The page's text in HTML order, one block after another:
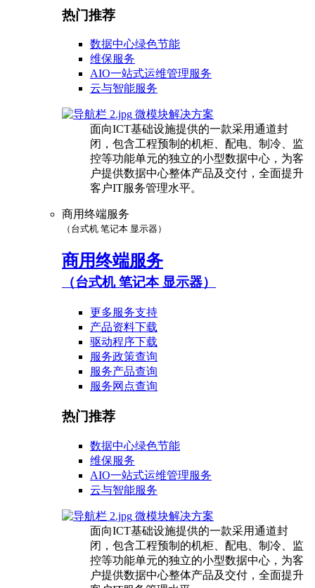
热门推荐
数据中心绿色节能
维保服务
AIO一站式运维管理服务
云与智能服务
微模块解决方案
面向ICT基础设施提供的一款采用通道封
闭，包含工程预制的机柜、配电、制冷、监
控等功能单元的独立的小型数据中心，为客
户提供数据中心整体产品及交付，全面提升
客户IT服务管理水平。
商用终端服务
（台式机 笔记本 显示器）
商用终端服务
（台式机 笔记本 显示器）
更多服务支持
产品资料下载
驱动程序下载
服务政策查询
服务产品查询
服务网点查询
热门推荐
数据中心绿色节能
维保服务
AIO一站式运维管理服务
云与智能服务
微模块解决方案
面向ICT基础设施提供的一款采用通道封
闭，包含工程预制的机柜、配电、制冷、监
控等功能单元的独立的小型数据中心，为客
户提供数据中心整体产品及交付，全面提升